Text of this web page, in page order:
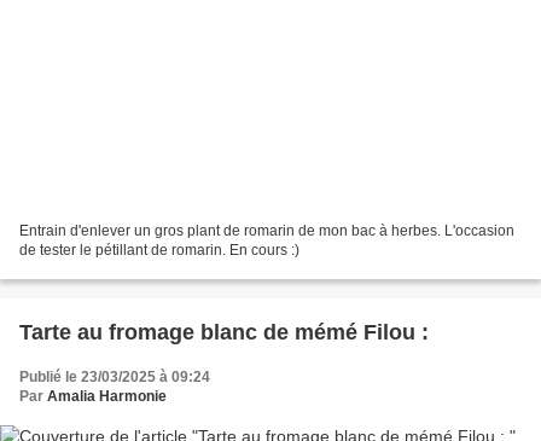
Entrain d'enlever un gros plant de romarin de mon bac à herbes. L'occasion
de tester le pétillant de romarin. En cours :)
Tarte au fromage blanc de mémé Filou :
Publié le 23/03/2025 à 09:24
Par Amalia Harmonie